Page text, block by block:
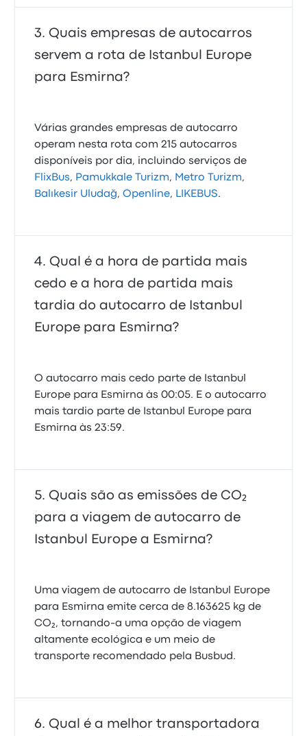
Quais empresas de autocarros
servem a rota de Istanbul Europe
para Esmirna?
Várias grandes empresas de autocarro
operam nesta rota com 215 autocarros
disponíveis por dia, incluindo serviços de
FlixBus, Pamukkale Turizm, Metro Turizm,
Balıkesir Uludağ,Openline, LIKEBUS.
Qual é a hora de partida mais
cedo e a hora de partida mais
tardia do autocarro de Istanbul
Europe para Esmirna?
O autocarro mais cedo parte de Istanbul
Europe para Esmirna às 00:05. E o autocarro
mais tardio parte de Istanbul Europe para
Esmirna às 23:59.
Quais são as emissões de CO₂
para a viagem de autocarro de
Istanbul Europe a Esmirna?
Uma viagem de autocarro de Istanbul Europe
para Esmirna emite cerca de 8.163625 kg de
CO₂, tornando-a uma opção de viagem
altamente ecológica e um meio de
transporte recomendado pela Busbud.
Qual é a melhor transportadora